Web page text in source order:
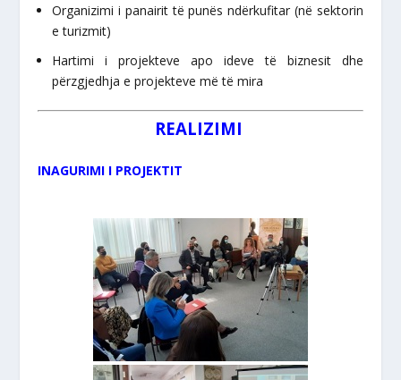
Organizimi i panairit të punës ndërkufitar (në sektorin
e turizmit)
Hartimi i projekteve apo ideve të biznesit dhe
përzgjedhja e projekteve më të mira
REALIZIMI
INAGURIMI I PROJEKTIT